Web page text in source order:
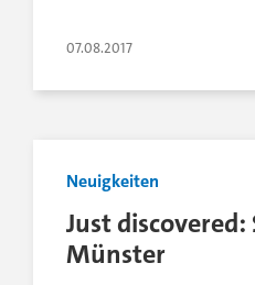
07.08.2017
Neuigkeiten
Just discovered:
Münster